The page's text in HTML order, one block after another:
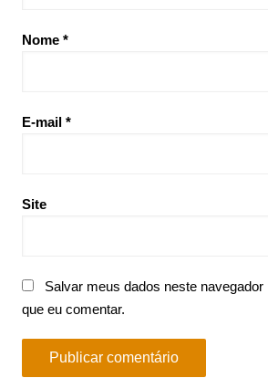
Nome *
E-mail *
Site
Salvar meus dados neste
que eu comentar.